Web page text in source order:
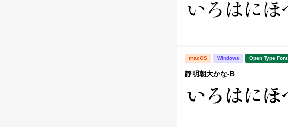
macOS Windows Open Type Font
靜明朝大かな-B